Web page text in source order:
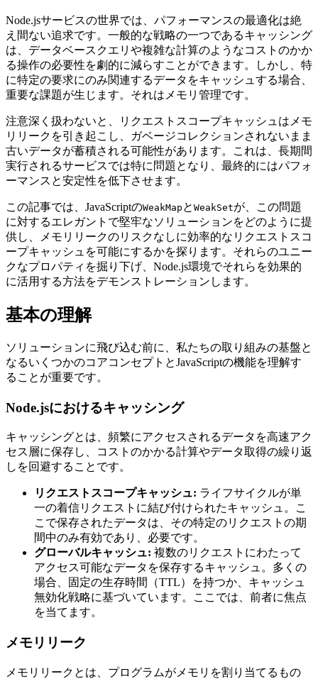
Node.jsサービスの世界では、パフォーマンスの最適化は絶
え間ない追求です。一般的な戦略の一つであるキャッシング
は、データベースクエリや複雑な計算のようなコストのかか
る操作の必要性を劇的に減らすことができます。しかし、特
に特定の要求にのみ関連するデータをキャッシュする場合、
重要な課題が生じます。それはメモリ管理です。
注意深く扱わないと、リクエストスコープキャッシュはメモ
リリークを引き起こし、ガベージコレクションされないまま
古いデータが蓄積される可能性があります。これは、長期間
実行されるサービスでは特に問題となり、最終的にはパフォ
ーマンスと安定性を低下させます。
この記事では、JavaScriptのWeakMap と WeakSetが、この問題
に対するエレガントで堅牢なソリューションをどのように提
供し、メモリリークのリスクなしに効率的なリクエストスコ
ープキャッシュを可能にするかを探ります。それらのユニー
クなプロパティを掘り下げ、Node.js環境でそれらを効果的
に活用する方法をデモンストレーションします。
基本の理解
ソリューションに飛び込む前に、私たちの取り組みの基盤と
なるいくつかのコアコンセプトとJavaScriptの機能を理解す
ることが重要です。
Node.jsにおけるキャッシング
キャッシングとは、頻繁にアクセスされるデータを高速アク
セス層に保存し、コストのかかる計算やデータ取得の繰り返
しを回避することです。
リクエストスコープキャッシュ: ライフサイクルが単
一の着信リクエストに結び付けられたキャッシュ。こ
こで保存されたデータは、その特定のリクエストの期
間中のみ有効であり、必要です。
グローバルキャッシュ: 複数のリクエストにわたって
アクセス可能なデータを保存するキャッシュ。多くの
場合、固定の生存時間（TTL）を持つか、キャッシュ
無効化戦略に基づいています。ここでは、前者に焦点
を当てます。
メモリリーク
メモリリークとは、プログラムがメモリを割り当てるもの